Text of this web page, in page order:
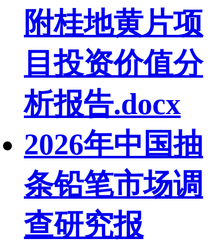
附桂地黄片项
目投资价值分
析报告.docx
2026年中国抽
条铅笔市场调
查研究报